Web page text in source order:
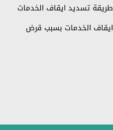
طريقة تسديد ايقاف الخدمات
ايقاف الخدمات بسبب قرض